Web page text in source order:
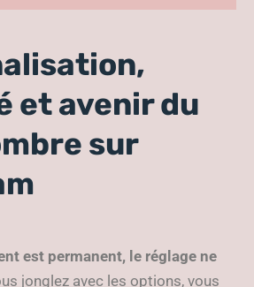
et avenir du
sur
est permanent, le réglage ne
jonglez avec les options, vous